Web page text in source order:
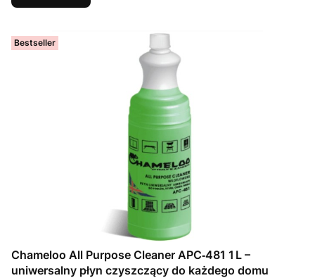
Bestseller
Chameloo All Purpose Cleaner APC‑481 1 L –
uniwersalny płyn czyszczący do każdego domu